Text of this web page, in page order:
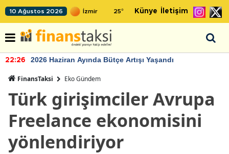
10 Ağustos 2026 25° Künye İletişim
22:26 2026 Haziran Ayında Bütçe Artışı Yaşandı
FinansTaksi Eko Gündem
Türk girişimciler Avrupa
Freelance ekonomisini
yönlendiriyor